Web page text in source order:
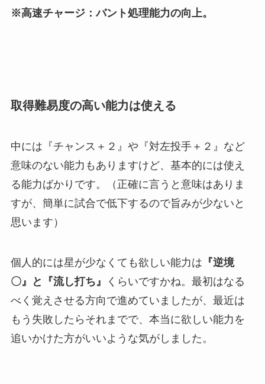
※高速チャージ：バント処理能力の向上。
取得難易度の高い能力は使える
中には『チャンス＋２』や『対左投手＋２』など
意味のない能力もありますけど、基本的には使え
る能力ばかりです。（正確に言うと意味はありま
すが、簡単に試合で低下するので旨みが少ないと
思います）
個人的には星が少なくても欲しい能力は 『逆境
〇』と『流し打ち』
くらいですかね。最初はなる
べく覚えさせる方向で進めていましたが、最近は
もう失敗したらそれまでで、本当に欲しい能力を
追いかけた方がいいような気がしました。